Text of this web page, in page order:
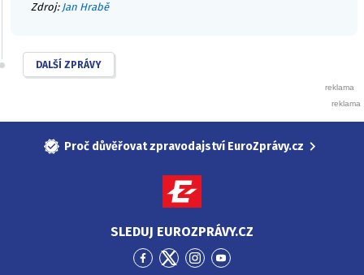
Zdroj: Jan Hrabě
DALŠÍ ZPRÁVY
Proč důvěřovat zpravodajství EuroZprávy.cz
SLEDUJ EUROZPRÁVY.CZ
PřejítPřejítPřejítPřejít